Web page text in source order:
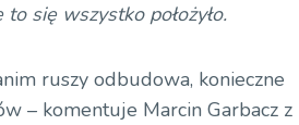
się wszystko położyło.
ruszy odbudowa, konieczne
– komentuje Marcin Garbacz z